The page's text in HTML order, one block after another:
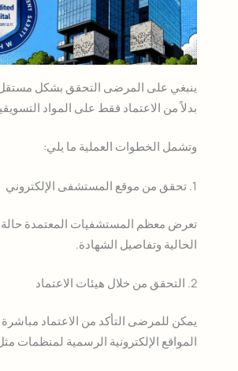
ينبغي على المرضى التحقق بشكل مستقل
بدلاً من الاعتماد فقط على المواد
وتشمل الخطوات العملية ما يلي:
1. تحقق من موقع المستشفى الإلكتروني
تعرض معظم المستشفيات المعتمدة حالة
الحالية وتفاصيل الشهادة.
2. التحقق من خلال هيئات الاعتماد
يمكن للمرضى التأكد من الاعتماد
المواقع الإلكترونية الرسمية لمنظمات